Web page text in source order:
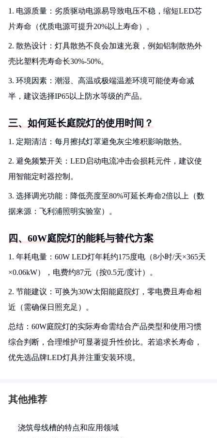
1. 电源质量：劣质驱动电源易导致电压不稳，缩短LED芯
片寿命（优质电源可提升20%以上寿命）。
2. 散热设计：灯具散热不良会加速光衰，例如铝制散热外
壳比塑料壳寿命长30%-50%。
3. 环境因素：潮湿、高温或极端温差环境可能使寿命减
半，建议选择IP65以上防水等级的产品。
三、如何延长庭院灯的使用时间？
1. 定期清洁：每月擦拭灯罩避免灰尘堆积影响散热。
2. 避免频繁开关：LED启动电流冲击会损耗元件，建议使
用智能定时器控制。
3. 选择调光功能：降低亮度至80%可延长寿命2倍以上（数
据来源：飞利浦照明实验室）。
四、60W庭院灯的能耗与替代方案
1. 年耗电量：60W LED灯年耗约175度电（8小时/天×365天
×0.06kW），电费约87元（按0.5元/度计）。
2. 节能建议：可换为30W太阳能庭院灯，零电费且寿命相
近（需确保日照充足）。
总结：60W庭院灯的实际寿命需结合产品类型和使用习惯
综合判断，合理维护可显著提升性价比。若追求长寿命，
优先选品牌LED灯具并注重安装环境。
其他推荐
浇筑母线槽的特点和应用领域